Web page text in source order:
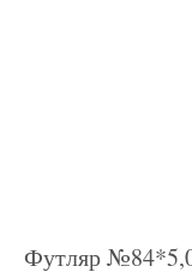
Футляр